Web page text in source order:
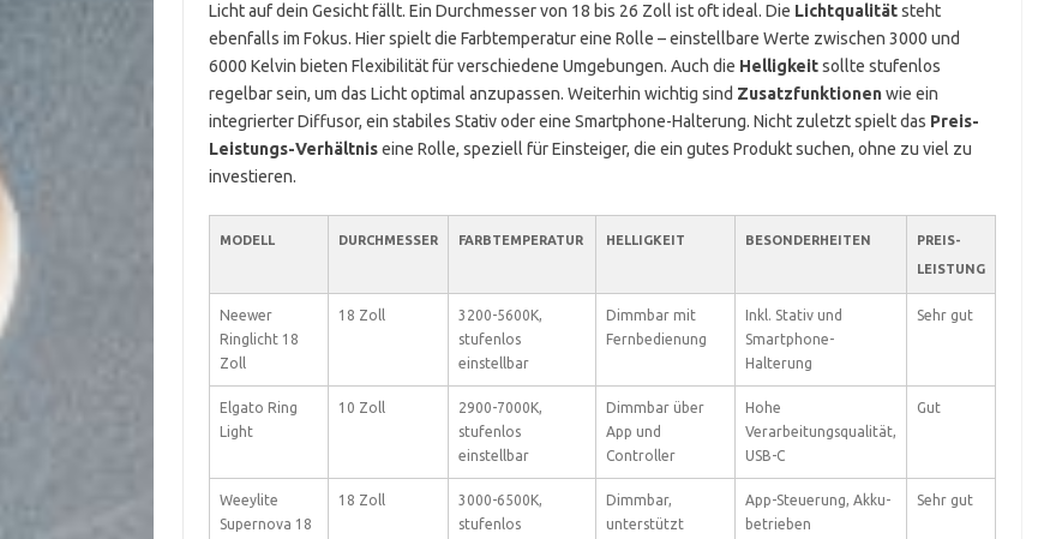
Licht auf dein Gesicht fällt. Ein Durchmesser von 18 bis 26 Zoll ist oft ideal. Die Lichtqualitätsteht
ebenfalls im Fokus. Hier spielt die Farbtemperatur eine Rolle – einstellbare Werte zwischen 3000 und
6000 Kelvin bieten Flexibilität für verschiedene Umgebungen. Auch die Helligkeitsollte stufenlos
regelbar sein, um das Licht optimal anzupassen. Weiterhin wichtig sind Zusatzfunktionenwie ein
integrierter Diffusor, ein stabiles Stativ oder eine Smartphone-Halterung. Nicht zuletzt spielt das Preis-
Leistungs-Verhältniseine Rolle, speziell für Einsteiger, die ein gutes Produkt suchen, ohne zu viel zu
investieren.
MODELL DURCHMESSER FARBTEMPERATUR HELLIGKEIT BESONDERHEITEN
PREIS-
LEISTUNG
Neewer
Ringlicht 18
Zoll
18 Zoll
3200-5600K,
stufenlos
einstellbar
Dimmbar mit
Fernbedienung
Inkl. Stativ und
Smartphone-
Halterung
Sehr gut
Elgato Ring
Light
10 Zoll
2900-7000K,
stufenlos
einstellbar
Dimmbar über
App und
Controller
Hohe
Verarbeitungsqualität,
USB-C
Gut
Weeylite
Supernova 18
18 Zoll
3000-6500K,
stufenlos
Dimmbar,
unterstützt
App-Steuerung, Akku-
betrieben
Sehr gut